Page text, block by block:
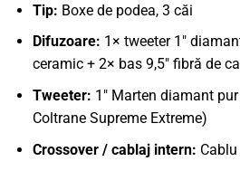
Tip: Boxe de podea, 3 căi
Difuzoare: 1× tweeter 1″
ceramic + 2× bas 9,5″ fibră de
Tweeter: 1″ Marten diamant
Coltrane Supreme Extreme)
Crossover / cablaj intern: